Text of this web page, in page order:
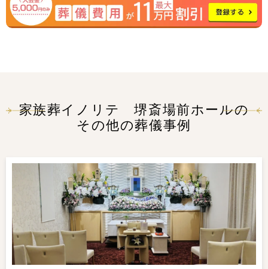
家族葬イノリテ 堺斎場前ホールの
その他の葬儀事例